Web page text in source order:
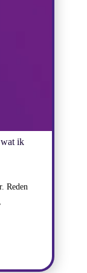
ik
Reden